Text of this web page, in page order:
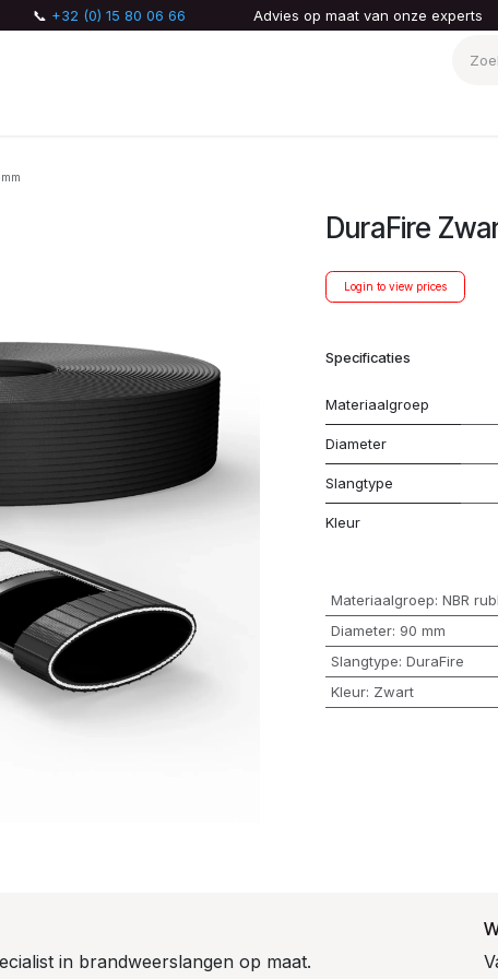
📞 +32 (0) 15 80 06 66 Advies op maat van onze experts
DuraFire
Login to view prices
Specificaties
Materiaalgroep
Diameter
Slangtype
Kleur
Materiaalgroep: NBR
Diameter: 90 mm
Slangtype: DuraFire
Kleur: Zwart
in brandweerslangen op maat.